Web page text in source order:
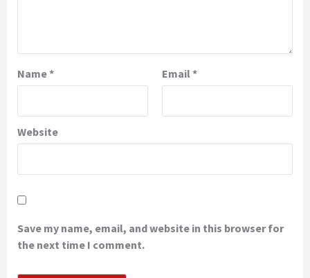
Name* Email *
Website
Save my name, email, and website in this browser for
the next time I comment.